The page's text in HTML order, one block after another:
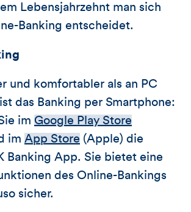
Lebensjahrzehnt man sich
Banking entscheidet.
und komfortabler als an PC
das Banking per Smartphone:
im Google Play Store
im App Store (Apple) die
Banking App. Sie bietet eine
des Online-Bankings
sicher.